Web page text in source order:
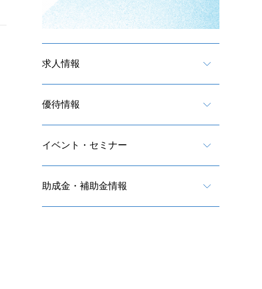
求人情報
優待情報
イベント・セミナー
助成金・補助金情報